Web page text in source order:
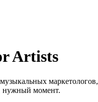
Artists
маркетологов,
нужный момент.